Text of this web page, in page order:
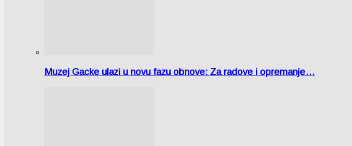
Muzej Gacke ulazi u novu fazu obnove: Za radove i opremanje…